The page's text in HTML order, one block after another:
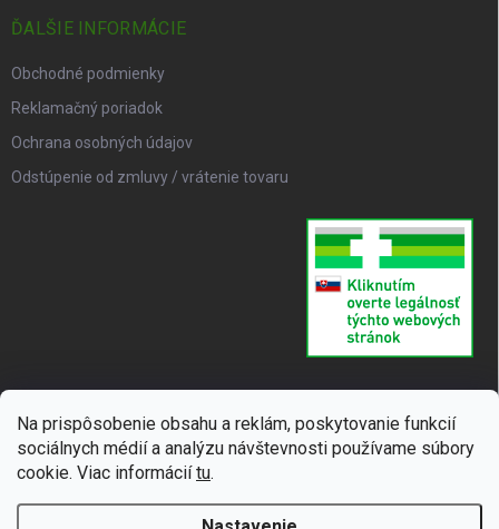
Na prispôsobenie obsahu a reklám, poskytovanie funkcií
sociálnych médií a analýzu návštevnosti používame súbory
cookie. Viac informáciítu.
ĎALŠIE INFORMÁCIE
Obchodné podmienky
Reklamačný poriadok
Ochrana osobných údajov
Odstúpenie od zmluvy / vrátenie tovaru